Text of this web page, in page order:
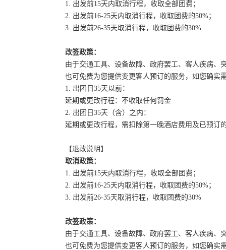
1. 出发前15天内取消行程，收取全部团费；
2. 出发前16-25天内取消行程，收取团费的50%；
3. 出发前26-35天取消行程，收取团费的30%
改签政策：
由于交通工具、设备故障、政府罢工、客人疾病、
也可免费为您提供变更客人预订的服务，如您确
1. 出团日35天以前：
延期或更改行程：不收取任何罚金
2. 出团日35天（含）之内：
延期或更改行程，需扣除第一晚酒店费用及已预订
【退改说明】
取消政策：
1. 出发前15天内取消行程，收取全部团费；
2. 出发前16-25天内取消行程，收取团费的50%；
3. 出发前26-35天取消行程，收取团费的30%
改签政策：
由于交通工具、设备故障、政府罢工、客人疾病、
也可免费为您提供变更客人预订的服务，如您确